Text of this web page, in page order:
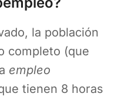
la población
completo (que
empleo
tienen 8 horas